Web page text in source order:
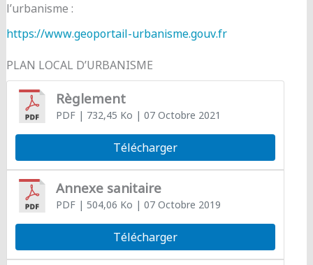
l’urbanisme :
https://www.geoportail-urbanisme.gouv.fr
PLAN LOCAL D’URBANISME
Règlement
PDF| 732,45 Ko | 07 Octobre 2021
Télécharger
Annexe sanitaire
PDF| 504,06 Ko | 07 Octobre 2019
Télécharger